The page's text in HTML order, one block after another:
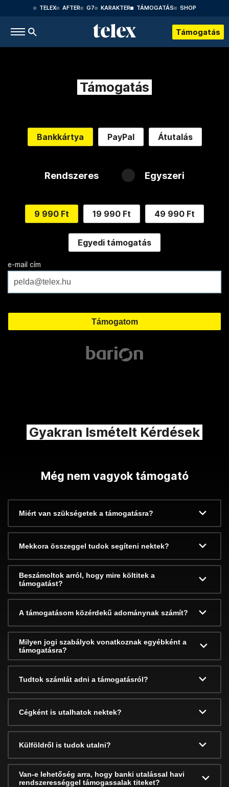
TELEX AFTER G7 KARAKTER TÁMOGATÁS SHOP
Támogatás
Támogatás
Bankkártya PayPal Átutalás
Rendszeres Egyszeri
9 990 Ft 19 990 Ft 49 990 Ft
Egyedi támogatás
e-mail cím
Gyakran Ismételt Kérdések
Még nem vagyok támogató
Miért van szükségetek a támogatásra?
Mekkora összeggel tudok segíteni nektek?
Beszámoltok arról, hogy mire költitek a
támogatást?
A támogatásom közérdekű adománynak számít?
Milyen jogi szabályok vonatkoznak egyébként a
támogatásra?
Tudtok számlát adni a támogatásról?
Cégként is utalhatok nektek?
Külföldről is tudok utalni?
Van-e lehetőség arra, hogy banki utalással havi
rendszerességgel támogassalak titeket?